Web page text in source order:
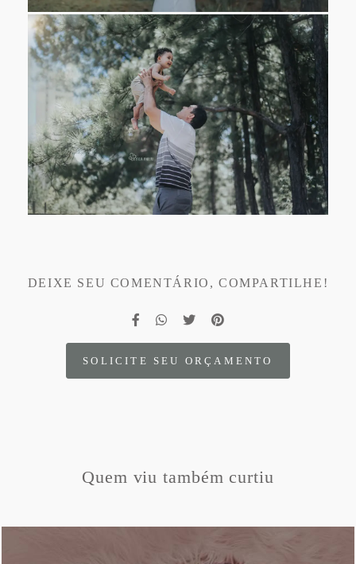
DEIXE SEU COMENTÁRIO, COMPARTILHE!
SOLICITE SEU ORÇAMENTO
Quem viu também curtiu